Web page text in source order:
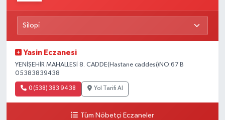
Yasin Eczanesi
YENİŞEHİR MAHALLESİ 8. CADDE(Hastane caddesi)NO:67 B
05383839438
0 (538) 383 94 38 Yol Tarifi Al
Tüm Nöbetçi Eczaneler